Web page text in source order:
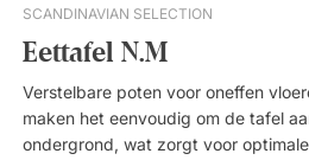
SCANDINAVIAN SELECTION
Eettafel N.M
Verstelbare poten voor oneffen
maken het eenvoudig om de tafel
ondergrond, wat zorgt voor optimale